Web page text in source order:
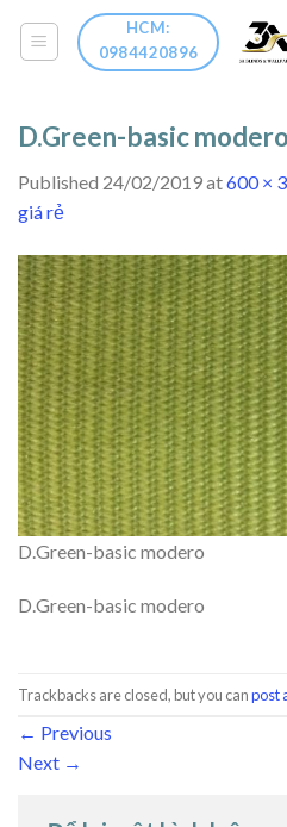
HCM:
0984420896
D.Green-basic modero
Published 24/02/2019at600 ×
giá rẻ
D.Green-basic modero
D.Green-basic modero
Trackbacks are closed, but you canpost
← Previous
Next →